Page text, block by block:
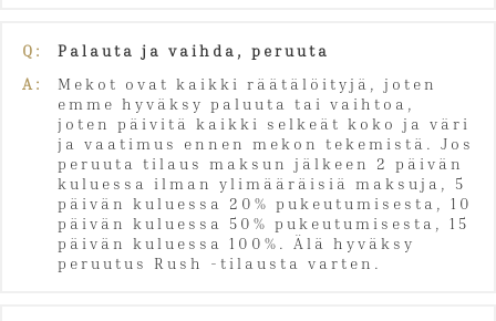
Q:
Palauta ja vaihda, peruuta
A:
Mekot ovat kaikki räätälöityjä, joten
emme hyväksy paluuta tai vaihtoa,
joten päivitä kaikki selkeät koko ja väri
ja vaatimus ennen mekon tekemistä. Jos
peruuta tilaus maksun jälkeen 2 päivän
kuluessa ilman ylimääräisiä maksuja, 5
päivän kuluessa 20% pukeutumisesta, 10
päivän kuluessa 50% pukeutumisesta, 15
päivän kuluessa 100%. Älä hyväksy
peruutus Rush -tilausta varten.